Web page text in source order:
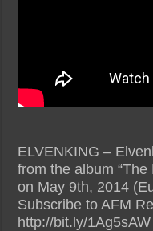
ELVENKING –
from the album
on May 9th, 2014
Subscribe to AFM
http://bit.ly/1Ag5sAW